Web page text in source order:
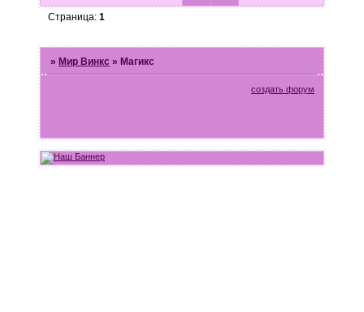
Страница:1
» Мир Винкс » Магикс
создать форум